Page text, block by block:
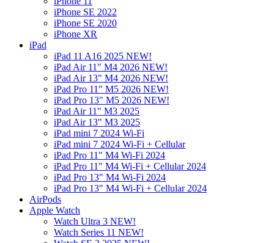
iPhone SE 2022
iPhone SE 2020
iPhone XR
iPad
iPad 11 A16 2025 NEW!
iPad Air 11" M4 2026 NEW!
iPad Air 13" M4 2026 NEW!
iPad Pro 11" M5 2026 NEW!
iPad Pro 13" M5 2026 NEW!
iPad Air 11" M3 2025
iPad Air 13" M3 2025
iPad mini 7 2024 Wi-Fi
iPad mini 7 2024 Wi-Fi + Cellular
iPad Pro 11" M4 Wi-Fi 2024
iPad Pro 11" M4 Wi-Fi + Cellular 2024
iPad Pro 13" M4 Wi-Fi 2024
iPad Pro 13" M4 Wi-Fi + Cellular 2024
AirPods
Apple Watch
Watch Ultra 3 NEW!
Watch Series 11 NEW!